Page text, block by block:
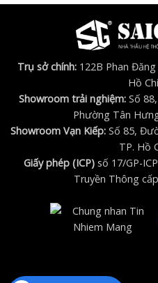
Trụ sở chính: 122B Phan
Hồ
Showroom trải nghiệm: Số
Phường Tân
Showroom Vạn Kiếp: Số 85,
TP. Hồ
Giấy phép (ICP)số 17/GP-
Truyền Thông